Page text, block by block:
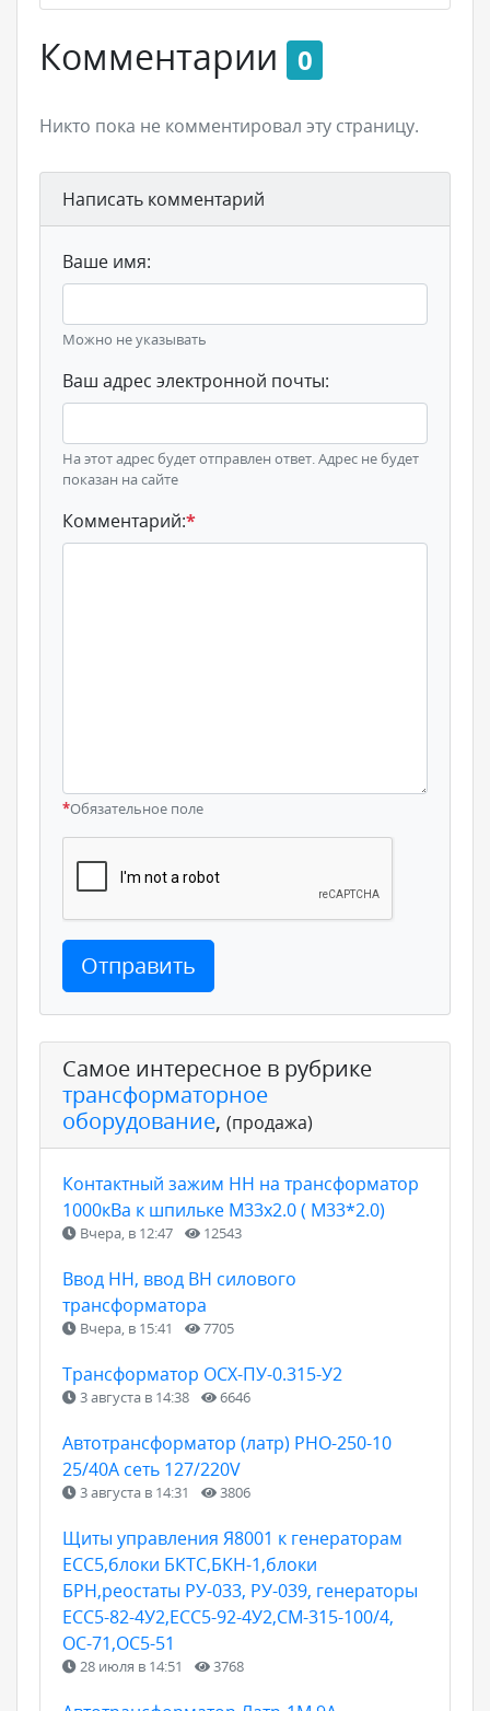
Комментарии 0
Никто пока не комментировал эту страницу.
Написать комментарий
Ваше имя:
Можно не указывать
Ваш адрес электронной почты:
На этот адрес будет отправлен ответ. Адрес не будет
показан на сайте
Комментарий:*
*Обязательное поле
Отправить
Самое интересное в рубрике
трансформаторное
оборудование, (продажа)
Контактный зажим НН на трансформатор
1000кВа к шпильке М33х2.0 ( М33*2.0)
Вчера, в 12:47 12543
Ввод НН, ввод ВН силового
трансформатора
Вчера, в 15:41 7705
Трансформатор ОСХ-ПУ-0.315-У2
3 августа в 14:38 6646
Автотрансформатор (латр) РНО-250-10
25/40А сеть 127/220V
3 августа в 14:31 3806
Щиты управления Я8001 к генераторам
ЕСС5,блоки БКТС,БКН-1,блоки
БРН,реостаты РУ-033, РУ-039, генераторы
ЕСС5-82-4У2,ЕСС5-92-4У2,СМ-315-100/4,
ОС-71,ОС5-51
28 июля в 14:51 3768